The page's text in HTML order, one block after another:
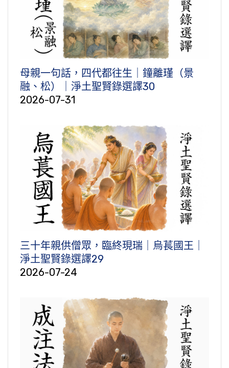
母親一句話，四代都往生｜鐘離瑾（景
融、松）｜淨土聖賢錄選譯30
2026-07-31
三十年親供僧眾，臨終現瑞｜烏萇國王｜
淨土聖賢錄選譯29
2026-07-24